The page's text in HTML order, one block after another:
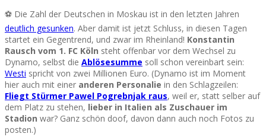
⚽ Die Zahl der Deutschen in Moskau ist in den letzten Jahren
deutlich gesunken. Aber damit ist jetzt Schluss, in diesen Tagen
startet ein Gegentrend, und zwar im Rheinland! Konstantin
Rausch vom 1. FC Köln steht offenbar vor dem Wechsel zu
Dynamo, selbst die Ablösesumme soll schon vereinbart sein:
Westi spricht von zwei Millionen Euro. (Dynamo ist im Moment
hier auch mit einer anderen Personalie in den Schlagzeilen:
Fliegt Stürmer Pawel Pogrebnjak raus, weil er, statt selber auf
dem Platz zu stehen, lieber in Italien als Zuschauer im
Stadion war? Ganz schön doof, davon dann auch noch Fotos zu
posten.)